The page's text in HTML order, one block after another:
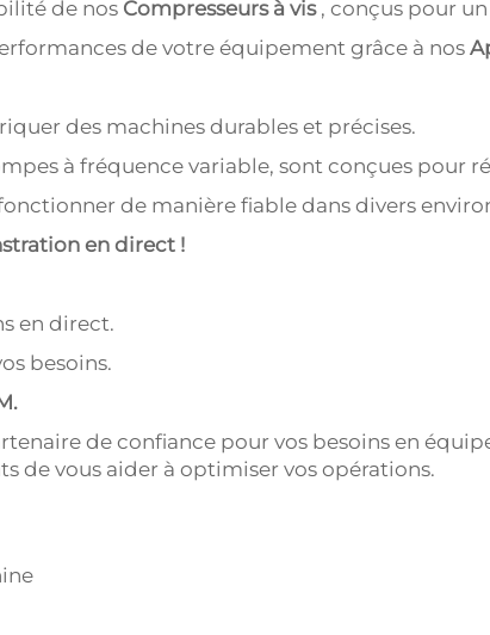
de nos Compresseurs à vis , conçus pour
de votre équipement grâce à nos
des machines durables et précises.
à fréquence variable, sont conçues pour
de manière fiable dans divers
en direct !
en direct.
besoins.
de confiance pour vos besoins en
de vous aider à optimiser vos opérations.